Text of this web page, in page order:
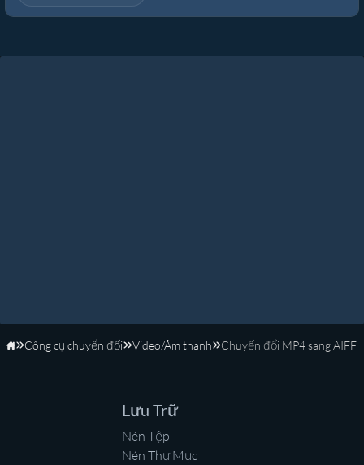
Trang Chủ
Công cụ chuyển đổi Video/Âm thanh Chuyển đổi MP4 sang AIFF
Lưu Trữ
Nén Tệp
Nén Thư Mục